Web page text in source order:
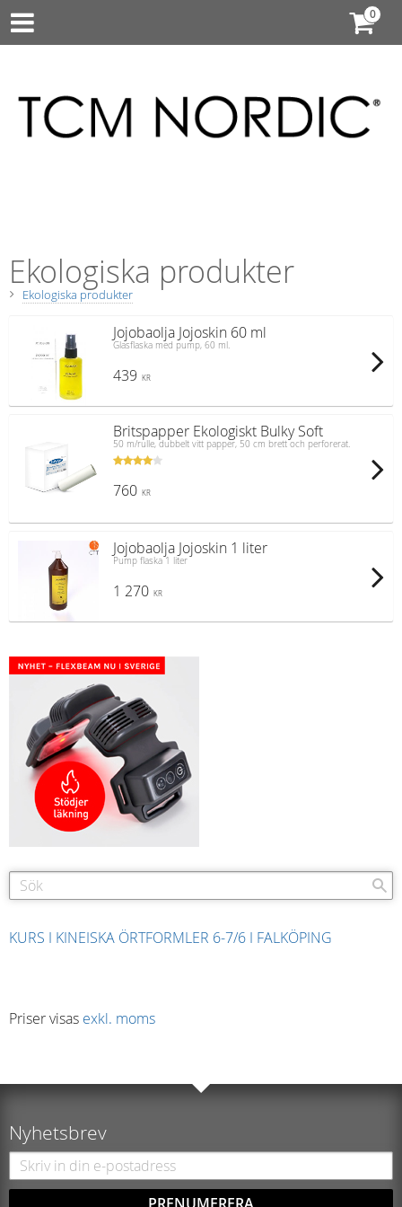
Ekologiska produkter
Ekologiska produkter
Jojobaolja Jojoskin 60 ml
Glasflaska med pump, 60 ml.
439 KR
Britspapper Ekologiskt Bulky Soft
50 m/rulle, dubbelt vitt papper, 50 cm brett och perforerat.
760 KR
Jojobaolja Jojoskin 1 liter
Pump flaska 1 liter
1 270 KR
KURS I KINEISKA ÖRTFORMLER 6-7/6 I FALKÖPING
Priser visas exkl. moms
Nyhetsbrev